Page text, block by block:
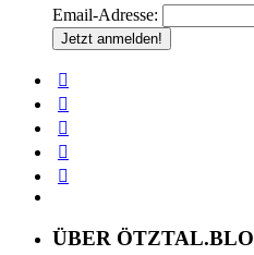
Email-Adresse:
ÜBER